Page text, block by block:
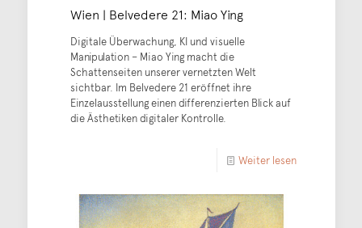
Wien | Belvedere 21: Miao Ying
Digitale Überwachung, KI und visuelle
Manipulation – Miao Ying macht die
Schattenseiten unserer vernetzten Welt
sichtbar. Im Belvedere 21 eröffnet ihre
Einzelausstellung einen differenzierten Blick auf
die Ästhetiken digitaler Kontrolle.
Weiter lesen